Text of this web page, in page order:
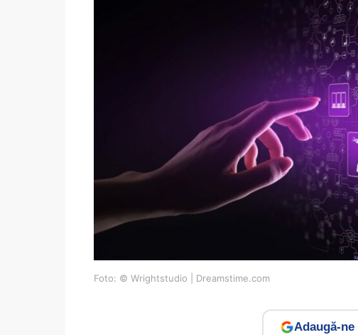
Foto: © Wrightstudio | Dreamstime.com
Adaugă-